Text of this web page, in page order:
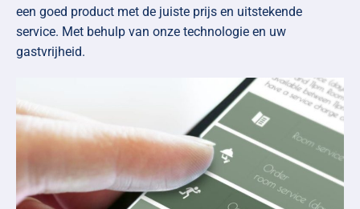
een goed product met de juiste prijs en uitstekende
service. Met behulp van onze technologie en uw
gastvrijheid.